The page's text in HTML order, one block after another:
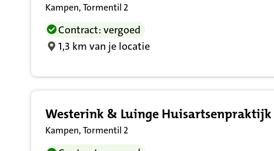
Kampen, Tormentil 2
Contract: vergoed
1,3 km van je locatie
Westerink & Luinge Huisartsenpraktijk
Kampen, Tormentil 2